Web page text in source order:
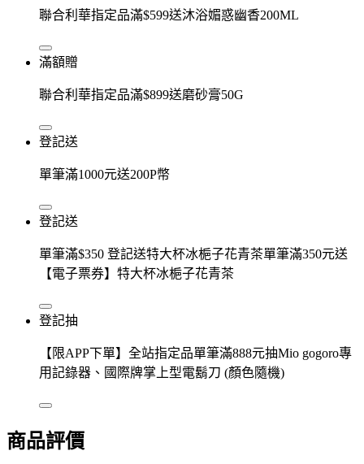
聯合利華指定品滿$599送沐浴媚惑幽香200ML
滿額贈
聯合利華指定品滿$899送磨砂膏50G
登記送
單筆滿1000元送200P幣
登記送
單筆滿$350 登記送特大杯冰梔子花青茶單筆滿350元送
【電子票券】特大杯冰梔子花青茶
登記抽
【限APP下單】全站指定品單筆滿888元抽Mio gogoro專
用記錄器、國際牌掌上型電鬍刀 (顏色隨機)
商品評價